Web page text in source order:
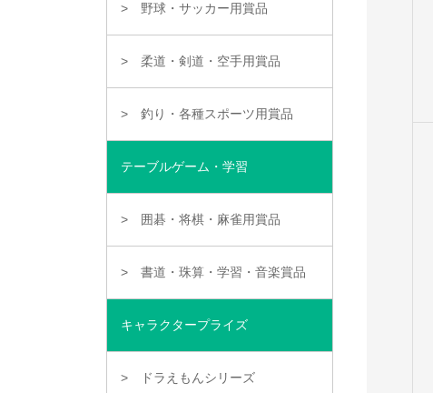
野球・サッカー用賞品
柔道・剣道・空手用賞品
釣り・各種スポーツ用賞品
テーブルゲーム・学習
囲碁・将棋・麻雀用賞品
書道・珠算・学習・音楽賞品
キャラクタープライズ
ドラえもんシリーズ